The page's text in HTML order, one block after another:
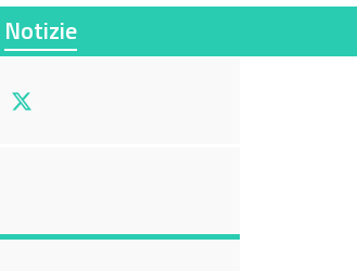
Notizie
X